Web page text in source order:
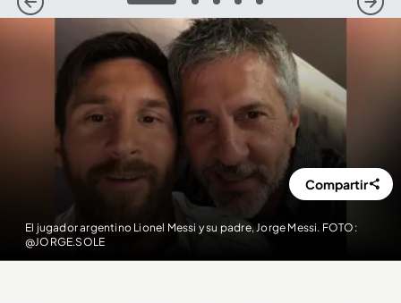
1 2 3 4 5
El jugador argentino Lionel Messi y su padre, Jorge Messi. FOTO:
@JORGE.SOLE
Compartir